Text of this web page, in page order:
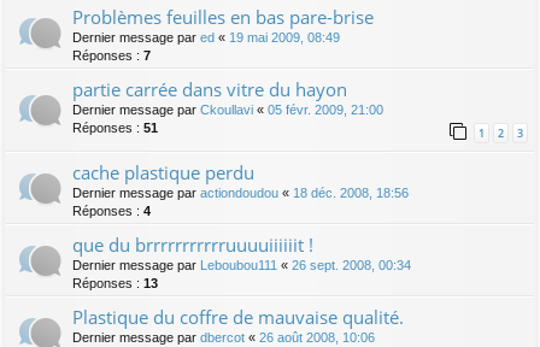
Problèmes feuilles en bas pare-brise
Dernier message par ed « 19 mai 2009, 08:49
Réponses : 7
partie carrée dans vitre du hayon
Dernier message par Ckoullavi « 05 févr. 2009, 21:00
Réponses : 51 1 2 3
cache plastique perdu
Dernier message par actiondoudou « 18 déc. 2008, 18:56
Réponses : 4
que du brrrrrrrrrrruuuuiiiiiit !
Dernier message par Leboubou111 « 26 sept. 2008, 00:34
Réponses : 13
Plastique du coffre de mauvaise qualité.
Dernier message par dbercot « 26 août 2008, 10:06